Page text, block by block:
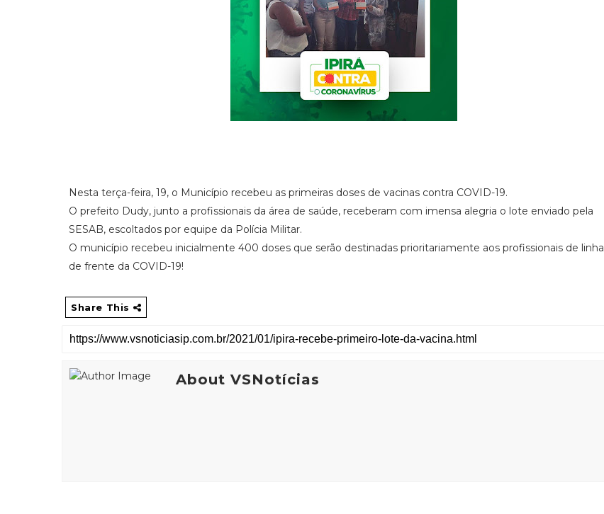
Nesta terça-feira, 19, o Município recebeu as primeiras doses de vacinas contra COVID-19.
O prefeito Dudy, junto a profissionais da área de saúde, receberam com imensa alegria o lote enviado pela
SESAB, escoltados por equipe da Polícia Militar.
O município recebeu inicialmente 400 doses que serão destinadas prioritariamente aos profissionais de linha
de frente da COVID-19!
Share This
About VSNotícias